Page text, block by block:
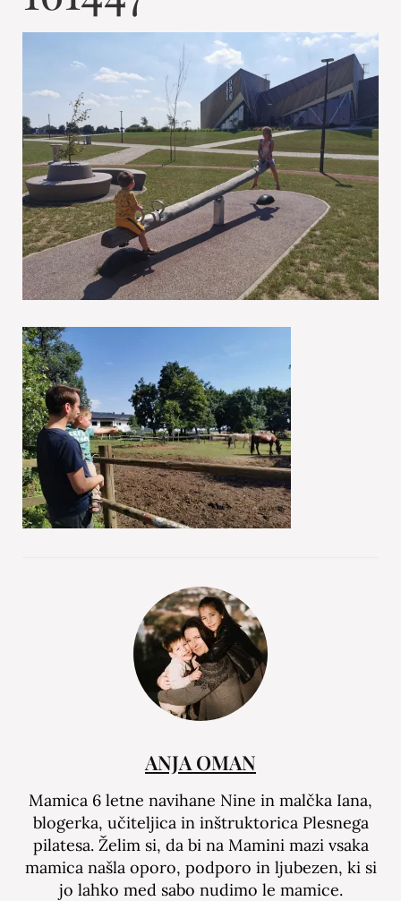
ANJA OMAN
Mamica 6 letne navihane Nine in malčka Iana,
blogerka, učiteljica in inštruktorica Plesnega
pilatesa. Želim si, da bi na Mamini mazi vsaka
mamica našla oporo, podporo in ljubezen, ki si
jo lahko med sabo nudimo le mamice.